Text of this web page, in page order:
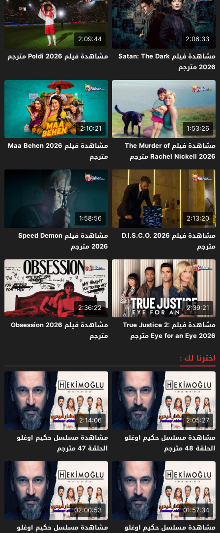
2:06:33
مشاهدة فيلم Satan: The Dark
2026 مترجم
2:09:44
مشاهدة فيلم Poldi 2026 مترجم
1:53:26
مشاهدة فيلم The Murder of
Rachel Nickell 2026 مترجم
2:10:21
مشاهدة فيلم Maa Behen 2026
مترجم
2:13:20
مشاهدة فيلم D.I.S.C.O. 2026
مترجم
1:58:56
مشاهدة فيلم Speed Demon
2026 مترجم
2:39:21
مشاهدة فيلم True Justice 2:
Eye for an Eye 2026 مترجم
2:36:22
مشاهدة فيلم Obsession 2026
مترجم
اخترنا لك :
2:05:27
مشاهدة مسلسل حكيم اوغلو
الحلقة 48 مترجم
2:14:06
مشاهدة مسلسل حكيم اوغلو
الحلقة 47 مترجم
01:57:34
مشاهدة مسلسل حكيم اوغلو
02:00:53
مشاهدة مسلسل حكيم اوغلو